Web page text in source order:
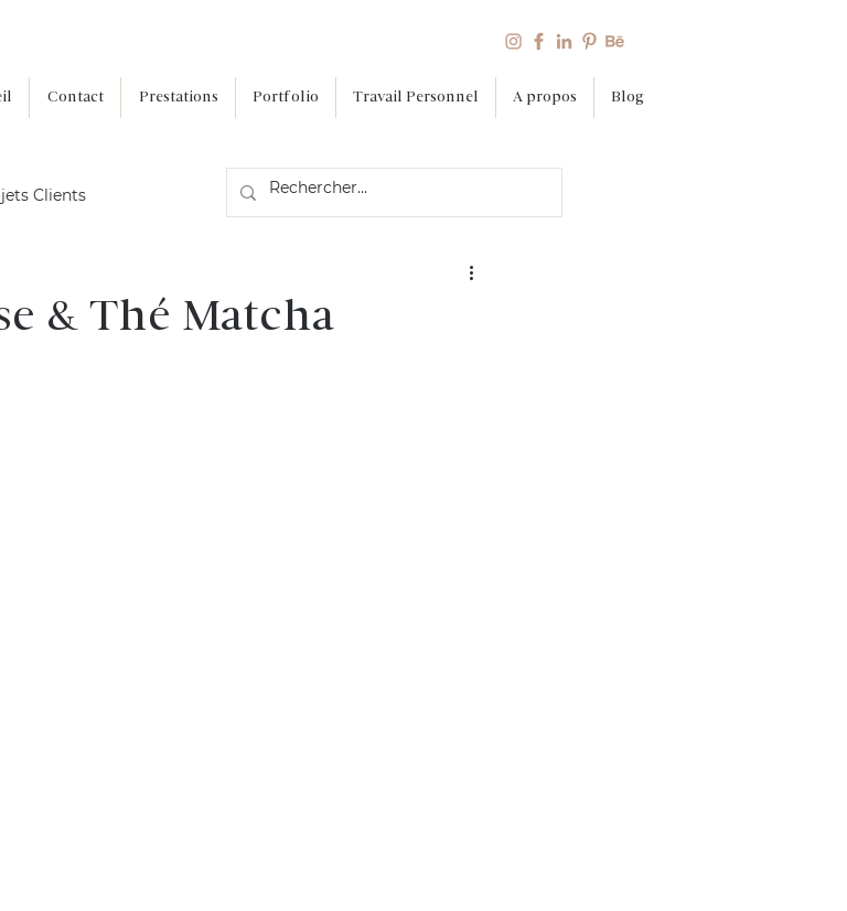
Contact Prestations Portfolio Travail Personnel A propos Blog
Clients
& Thé Matcha